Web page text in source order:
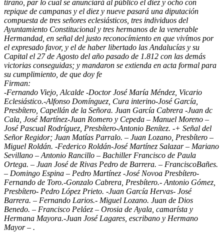
tirano, par lo cual se anunciará al público el diez y ocho con
repique de campanas y el diez y nueve pasará una diputación
compuesta de tres señores eclesiásticos, tres individuos del
Ayuntamiento Constitucional y tres hermanos de la venerable
Hermandad, en señal del justo reconocímiento en que vivímos por
el expresado favor, y el de haber libertado las Andalucías y su
Capital el 27 de Agosto del año pasado de 1.812 con las demás
victorias conseguidas; y mandaron se extienda en acta formal para
su cumplimiento, de que doy fe
Firman:
-Fernando Viejo, Alcalde -Doctor José María Méndez, Vicario
Eclesiástico.-Alfonso Domínguez, Cura interino-José García,
Presbítero, Capellán de la Señora. Juan García Cabrera -Juan dc
Cala, José Martínez-Juan Romero y Cepeda – Manuel Moreno –
José Pascual Rodríguez, Presbítero-Antonio Benítez. -+ Señal del
Señor Regidor; Juan Matías Parralo. – Juan Lozano, Presbítero –
Miguel Roldán. -Federico Roldán-José Martínez Salazar – Mariano
Sevillano – Antonio Rancillo – Bachiller Francisco de Paula
Ortega. – Juan José de Rivas Pedro de Barrera. – FranciscoBañes.
– Domingo Espina – Pedro Martínez -José Novoa Presbítero-
Fernando de Toro.-Gonzalo Cabrera, Presbítero.- Antonio Gómez,
Presbítero- Pedro López Prieto. -Juan García Hervas- José
Barrera. – Fernando Larios.- Miguel Lozano. Juan de Dios
Benedo. – Francisco Peláez – Orosia de Ayala, camarísta y
Hermana Mayora.-Juan José Lagares, escribano y Hermano
Mayor – .